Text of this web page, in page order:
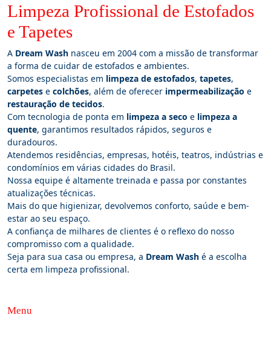
Limpeza Profissional de Estofados
e Tapetes
A Dream Wash nasceu em 2004 com a missão de transformar
a forma de cuidar de estofados e ambientes.
Somos especialistas em limpeza de estofados, tapetes,
carpetes e colchões, além de oferecer impermeabilização e
restauração de tecidos.
Com tecnologia de ponta em limpeza a seco e limpeza a
quente, garantimos resultados rápidos, seguros e
duradouros.
Atendemos residências, empresas, hotéis, teatros, indústrias e
condomínios em várias cidades do Brasil.
Nossa equipe é altamente treinada e passa por constantes
atualizações técnicas.
Mais do que higienizar, devolvemos conforto, saúde e bem-
estar ao seu espaço.
A confiança de milhares de clientes é o reflexo do nosso
compromisso com a qualidade.
Seja para sua casa ou empresa, a Dream Wash é a escolha
certa em limpeza profissional.
Menu